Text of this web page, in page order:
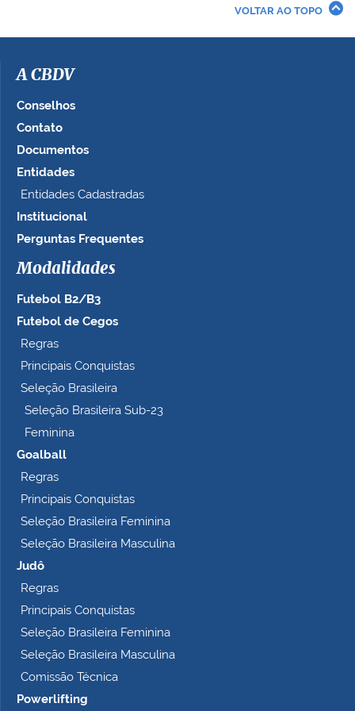
i
a
e
o
t
a
n
o
o
m
e
t
VOLTAR AO TOPO
A CBDV
Conselhos
Contato
Documentos
Entidades
Entidades Cadastradas
Institucional
Perguntas Frequentes
Modalidades
Futebol B2/B3
Futebol de Cegos
Regras
Principais Conquistas
Seleção Brasileira
Seleção Brasileira Sub-23
Feminina
Goalball
Regras
Principais Conquistas
Seleção Brasileira Feminina
Seleção Brasileira Masculina
Judô
Regras
Principais Conquistas
Seleção Brasileira Feminina
Seleção Brasileira Masculina
Comissão Técnica
Powerlifting